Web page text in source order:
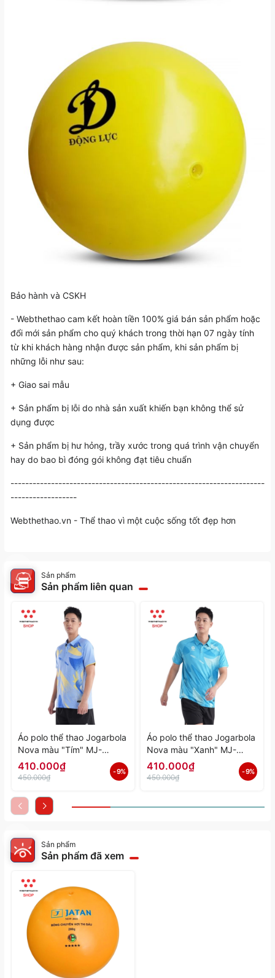
Bảo hành và CSKH
- Webthethao cam kết hoàn tiền 100% giá bán sản phẩm hoặc
đổi mới sản phẩm cho quý khách trong thời hạn 07 ngày tính
từ khi khách hàng nhận được sản phẩm, khi sản phẩm bị
những lỗi như sau:
+ Giao sai mẫu
+ Sản phẩm bị lỗi do nhà sản xuất khiến bạn không thể sử
dụng được
+ Sản phẩm bị hư hỏng, trầy xước trong quá trình vận chuyển
hay do bao bì đóng gói không đạt tiêu chuẩn
---------------------------------------------------------------------
------------------
Webthethao.vn - Thể thao vì một cuộc sống tốt đẹp hơn
Sản phẩm
Sản phẩm liên quan
Áo polo thể thao Jogarbola
Nova màu "Tím" MJ-
A4197-04 - Hàng Chính
Hãng
410.000₫
450.000₫
- 9%
Áo polo thể thao Jogarbola
Nova màu "Xanh" MJ-
A4197-03 - Hàng Chính
Hãng
410.000₫
450.000₫
- 9%
Sản phẩm
Sản phẩm đã xem